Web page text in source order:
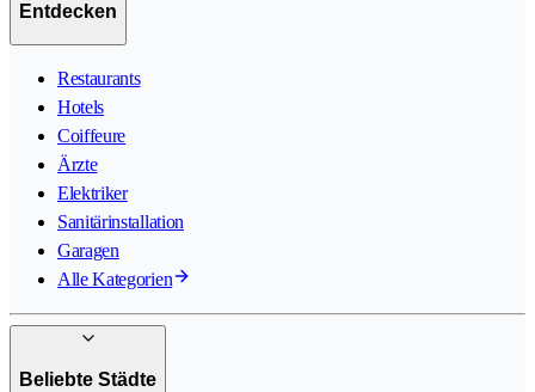
Entdecken
Restaurants
Hotels
Coiffeure
Ärzte
Elektriker
Sanitärinstallation
Garagen
Alle Kategorien
Beliebte Städte